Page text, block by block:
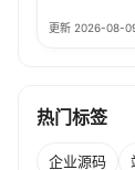
更新 2026-08-
热门标签
企业源码